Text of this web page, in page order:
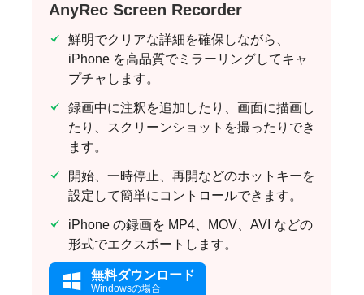
AnyRec Screen Recorder
鮮明でクリアな詳細を確保しながら、
iPhone を高品質でミラーリングしてキャ
プチャします。
録画中に注釈を追加したり、画面に描画し
たり、スクリーンショットを撮ったりでき
ます。
開始、一時停止、再開などのホットキーを
設定して簡単にコントロールできます。
iPhone の録画を MP4、MOV、AVI などの
形式でエクスポートします。
無料ダウンロード
Windowsの場合